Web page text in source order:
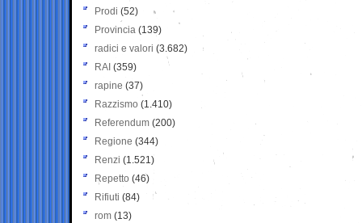
Prodi (52)
Provincia (139)
radici e valori (3.682)
RAI (359)
rapine (37)
Razzismo (1.410)
Referendum (200)
Regione (344)
Renzi (1.521)
Repetto (46)
Rifiuti (84)
rom (13)